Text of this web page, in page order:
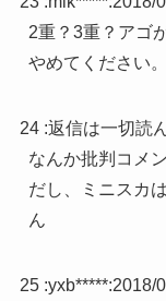
2重？3重？アゴ
やめてください。
24 :返信は一切読
なんか批判コメ
だし、ミニスカ
ん
25 :yxb*****:2018/